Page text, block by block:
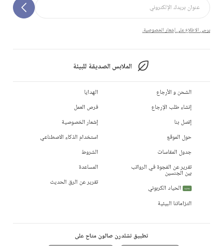
يرجى الاطلاع على إشعار الخصوصية.
الملابس الصديقة للبيئة
الشحن و الأرجاع
إنشاء طلب الإرجاع
إتصل بنا
حول الموقع
جدول المقاسات
تقرير عن الفجوة في الرواتب
بين الجنسين
جديد
الحياد الكربوني
التزاماتنا البيئية
الهدايا
فرص العمل
إشعار الخصوصية
استخدام الذكاء الاصطناعي
الشروط
المساعدة
تقرير عن الرق الحديث
تطبيق تشلدرن صالون متاح على